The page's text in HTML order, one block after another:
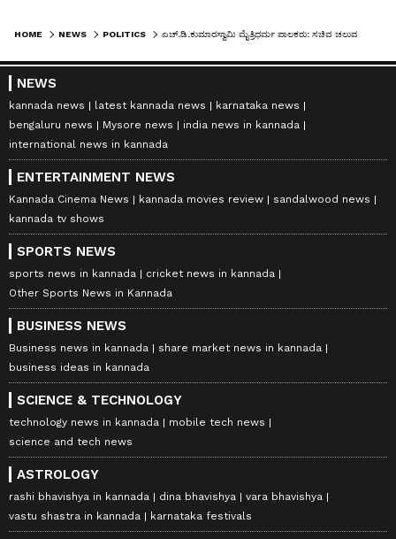
HOME NEWS POLITICS
NEWS
kannada news latest kannada news
karnataka news
bengaluru news
Mysore news
india news in kannada
international news in kannada
ENTERTAINMENT NEWS
Kannada Cinema News kannada movies review
sandalwood news
kannada tv shows
SPORTS NEWS
sports news in kannada
cricket news in kannada
Other Sports News in Kannada
BUSINESS NEWS
Business news in kannada
share market news in kannada
business ideas in kannada
SCIENCE & TECHNOLOGY
technology news in kannada
mobile tech news
science and tech news
ASTROLOGY
rashi bhavishya in kannada dina bhavishya
vara bhavishya
vastu shastra in kannada
karnataka festivals